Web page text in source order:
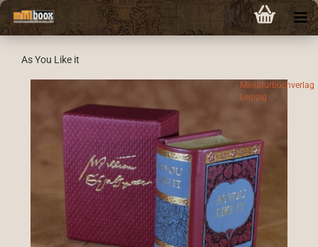
As You Like it
Miniaturbuchverlag
Leipzig